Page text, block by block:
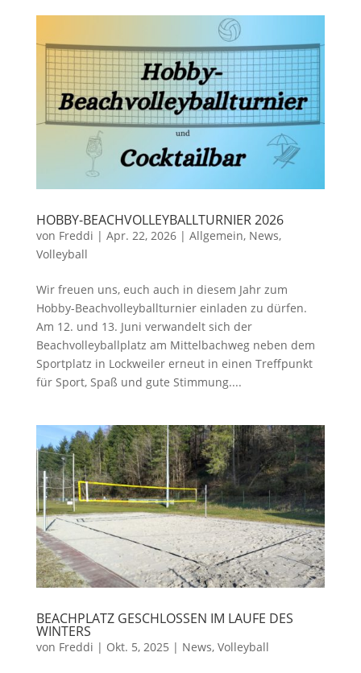
HOBBY-BEACHVOLLEYBALLTURNIER 2026
von Freddi | Apr. 22, 2026| Allgemein, News,
Volleyball
Wir freuen uns, euch auch in diesem Jahr zum
Hobby-Beachvolleyballturnier einladen zu dürfen.
Am 12. und 13. Juni verwandelt sich der
Beachvolleyballplatz am Mittelbachweg neben dem
Sportplatz in Lockweiler erneut in einen Treffpunkt
für Sport, Spaß und gute Stimmung....
BEACHPLATZ GESCHLOSSEN IM LAUFE DES
WINTERS
von Freddi | Okt. 5, 2025 | News, Volleyball